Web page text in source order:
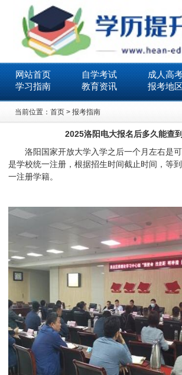
网站首页 自学考试 成人高
学习指南
教育资讯 报考地区
当前位置： 首页 > 报考指南
2025洛阳电大报名后多久能查
洛阳国家开放大学入学之后一个月左右是可
是学校统一注册，根据招生时间截止时间，等
一注册学籍。